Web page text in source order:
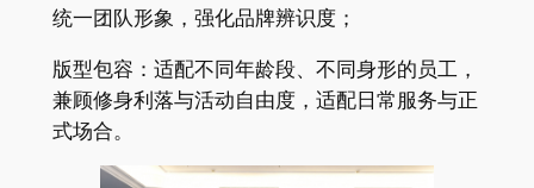
统一团队形象，强化品牌辨识度；
版型包容：适配不同年龄段、不同身形的员工，
兼顾修身利落与活动自由度，适配日常服务与正
式场合。